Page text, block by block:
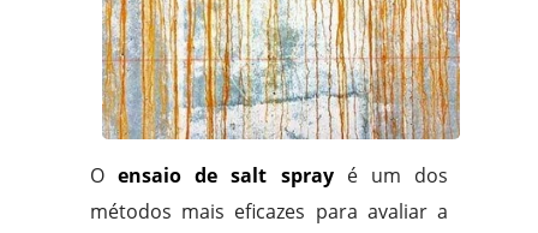
O ensaio de salt sprayé um dos
métodos mais eficazes para avaliar a